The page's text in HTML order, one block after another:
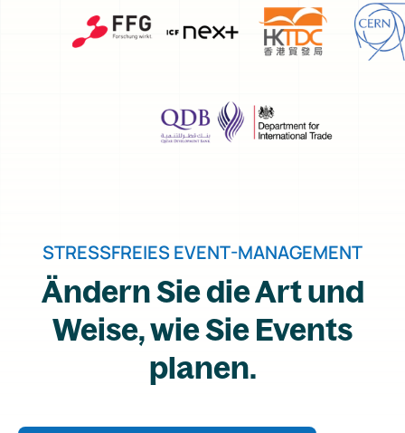
STRESSFREIES EVENT-MANAGEMENT
Ändern Sie die Art und
Weise, wie Sie Events
planen.